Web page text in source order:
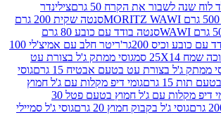
צילינדר
סנטה שקית 200 גרם
סנטה בודד עם כובע 80 גרם
ריטר חלב עם אמיצ'לי 100
גוסי ממתק ג'ל בצורת עט
עט בטעם אבטיח 15 גרם
גוסי
גומי דיפ מקלות עם ג'ל חמוץ
גומי דיפ מקלות עם ג'ל חמוץ בטעם פטל 30
בקבוק חמוץ 20 גרם
גוסי ג'ל סמיילי